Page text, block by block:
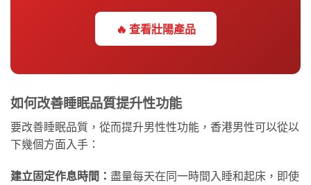
🔥 查看壯陽產品
如何改善睡眠品質提升性功能
要改善睡眠品質，從而提升男性性功能，香港男性可以從以
下幾個方面入手：
建立固定作息時間： 盡量每天在同一時間入睡和起床，即使